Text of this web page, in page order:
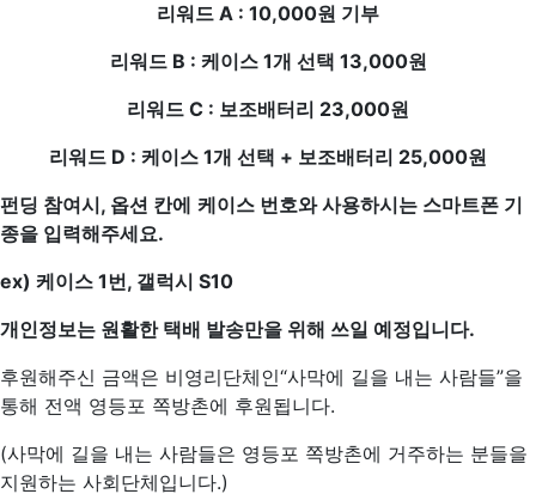
리워드 A : 10,000원 기부
리워드 B : 케이스 1개 선택 13,000원
리워드 C : 보조배터리 23,000원
리워드 D : 케이스 1개 선택 + 보조배터리 25,000원
펀딩 참여시, 옵션 칸에 케이스 번호와 사용하시는 스마트폰 기
종을 입력해주세요.
ex) 케이스 1번, 갤럭시 S10
개인정보는 원활한 택배 발송만을 위해 쓰일 예정입니다.
후원해주신 금액은 비영리단체인“사막에 길을 내는 사람들”을
통해 전액 영등포 쪽방촌에 후원됩니다.
(사막에 길을 내는 사람들은 영등포 쪽방촌에 거주하는 분들을
지원하는 사회단체입니다.)